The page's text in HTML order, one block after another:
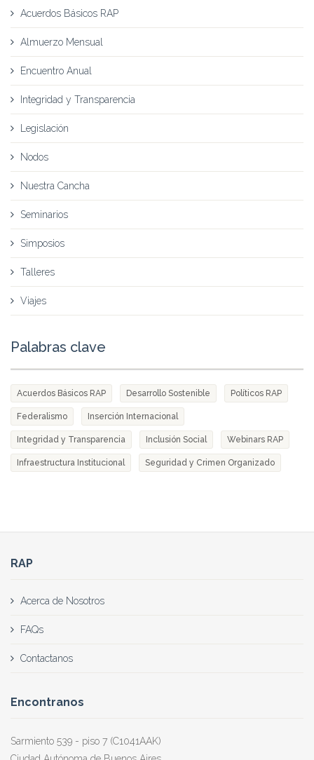
Acuerdos Básicos RAP
Almuerzo Mensual
Encuentro Anual
Integridad y Transparencia
Legislación
Nodos
Nuestra Cancha
Seminarios
Simposios
Talleres
Viajes
Palabras clave
Acuerdos Básicos RAP Desarrollo Sostenible Políticos RAP
Federalismo Inserción Internacional
Integridad y Transparencia Inclusión Social Webinars RAP
Infraestructura Institucional Seguridad y Crimen Organizado
RAP
Acerca de Nosotros
FAQs
Contactanos
Encontranos
Sarmiento 539 - piso 7 (C1041AAK)